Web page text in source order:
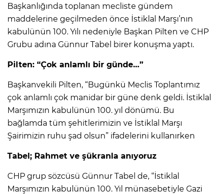
Başkanlığında toplanan mecliste gündem
maddelerine geçilmeden önce İstiklal Marşı’nın
kabulünün 100. Yılı nedeniyle Başkan Pilten ve CHP
Grubu adına Günnur Tabel birer konuşma yaptı.
Pilten: “Çok anlamlı bir günde…”
Başkanvekili Pilten, “Bugünkü Meclis Toplantımız
çok anlamlı çok manidar bir güne denk geldi. İstiklal
Marşımızın kabulünün 100. yıl dönümü. Bu
bağlamda tüm şehitlerimizin ve İstiklal Marşı
Şairimizin ruhu şad olsun” ifadelerini kullanırken
Tabel; Rahmet ve şükranla anıyoruz
CHP grup sözcüsü Günnur Tabel de, “İstiklal
Marşımızın kabulünün 100. Yıl münasebetiyle Gazi